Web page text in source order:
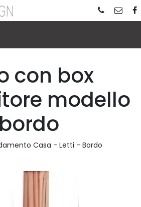
con box
modello
bordo
Casa - Letti - Bordo